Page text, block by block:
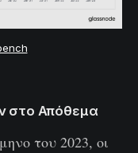
στο Απόθεμα
του 2023, οι